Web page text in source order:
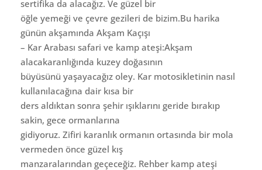
sertifika da alacağız. Ve güzel bir
öğle yemeği ve çevre gezileri de bizim.Bu harika
günün akşamında Akşam Kaçışı
– Kar Arabası safari ve kamp ateşi:Akşam
alacakaranlığında kuzey doğasının
büyüsünü yaşayacağız oley. Kar motosikletinin nasıl
kullanılacağına dair kısa bir
ders aldıktan sonra şehir ışıklarını geride bırakıp
sakin, gece ormanlarına
gidiyoruz. Zifiri karanlık ormanın ortasında bir mola
vermeden önce güzel kış
manzaralarından geçeceğiz. Rehber kamp ateşi